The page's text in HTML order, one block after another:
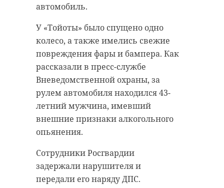
автомобиль.
У «Тойоты» было спущено одно
колесо, а также имелись свежие
повреждения фары и бампера. Как
рассказали в пресс-службе
Вневедомственной охраны, за
рулем автомобиля находился 43-
летний мужчина, имевший
внешние признаки алкогольного
опьянения.
Сотрудники Росгвардии
задержали нарушителя и
передали его наряду ДПС.